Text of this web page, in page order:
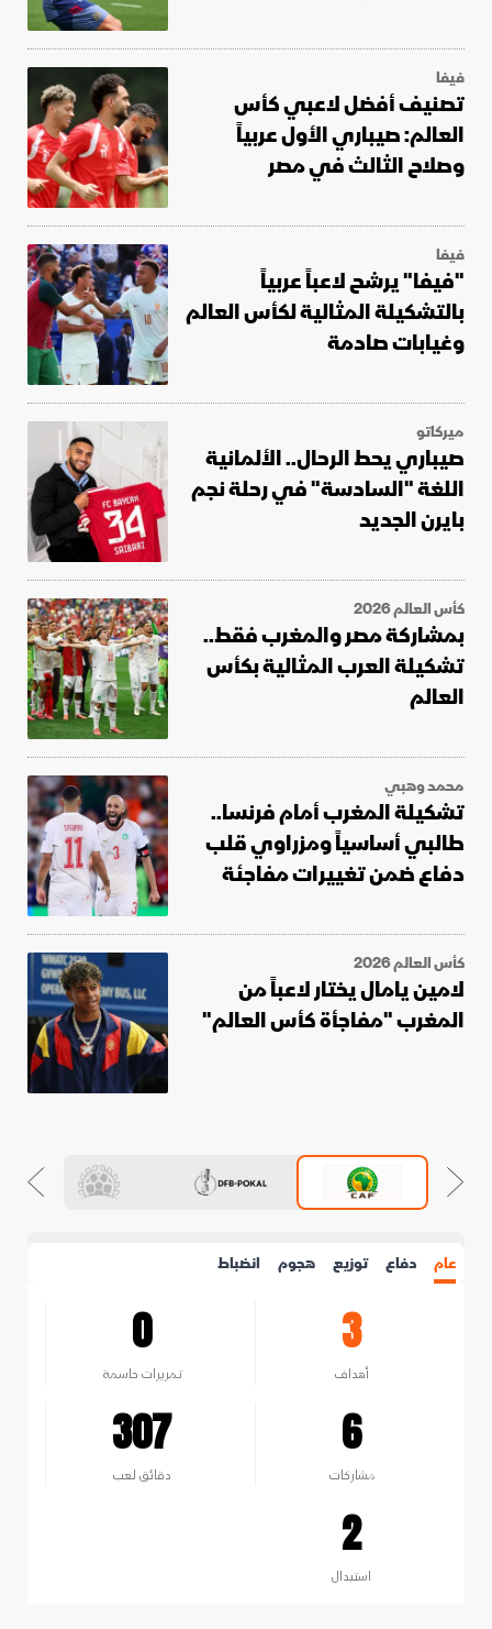
فيفا
تصنيف أفضل لاعبي كأس
العالم: صيباري الأول عربياً
وصلاح الثالث في مصر
فيفا
"فيفا" يرشح لاعباً عربياً
بالتشكيلة المثالية لكأس العالم
وغيابات صادمة
ميركاتو
صيباري يحط الرحال.. الألمانية
اللغة "السادسة" في رحلة نجم
بايرن الجديد
كأس العالم 2026
بمشاركة مصر والمغرب فقط..
تشكيلة العرب المثالية بكأس
العالم
محمد وهبي
تشكيلة المغرب أمام فرنسا..
طالبي أساسياً ومزراوي قلب
دفاع ضمن تغييرات مفاجئة
كأس العالم 2026
لامين يامال يختار لاعباً من
المغرب "مفاجأة كأس العالم"
عام دفاع توزيع هجوم انضباط
3
أهداف
0
تمريرات حاسمة
6
مشاركات
307
دقائق لعب
2
استبدال